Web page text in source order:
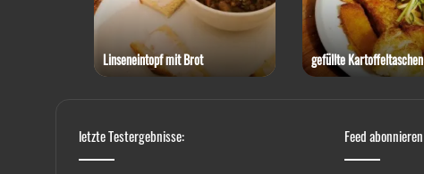
Linseneintopf mit Brot gefüllte Kartoffeltaschen
letzte Testergebnisse: Feed abonnieren